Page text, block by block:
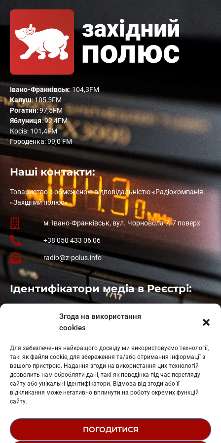
Згода на використання
cookies
Для забезпечення найкращого досвіду ми використовуємо технології,
такі як файли cookie, для збереження та/або отримання інформації з
вашого пристрою. Надання згоди на використання цих технологій
дозволить нам обробляти дані, такі як поведінка під час перегляду
сайту або унікальні ідентифікатори. Відмова від згоди або її
відкликання може негативно вплинути на роботу окремих функцій
сайту.
ПОГОДИТИСЯ
Івано-Франківськ: 104,3FM
Калуш: 105,5FM
Рогатин: 97,5FM
Яблуниця: 92,4FM
Косів: 101,4FM
Городенка: 99,0 FM
Наші контакти:
Товариство з обмеженою відповідальністю «Радіокомпанія
«Західний полюс»
м. Івано-Франківськ, вул. Чорновола 7, 7 поверх
+38 050 433 06 06
radio@z-polus.info
Ідентифікатори медіа в Реєстрі:
: L11-01410
: L11-01801
Косів: L11-01805
Гарасимів: L11-02274